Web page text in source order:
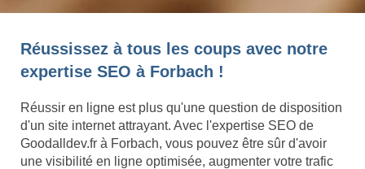
Réussissez à tous les coups avec notre
expertise SEO à Forbach !
Réussir en ligne est plus qu'une question de disposition
d'un site internet attrayant. Avec l'expertise SEO de
Goodalldev.fr à Forbach, vous pouvez être sûr d'avoir
une visibilité en ligne optimisée, augmenter votre trafic